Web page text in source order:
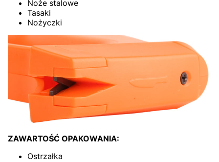
Noże stalowe
Tasaki
Nożyczki
ZAWARTOŚĆ OPAKOWANIA:
Ostrzałka